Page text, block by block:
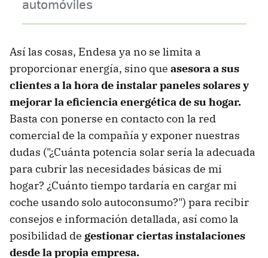
automóviles
Así las cosas, Endesa ya no se limita a
proporcionar energía, sino que asesora a sus
clientes a la hora de instalar paneles solares y
mejorar la eficiencia energética de su hogar.
Basta con ponerse en contacto con la red
comercial de la compañía y exponer nuestras
dudas ("¿Cuánta potencia solar sería la adecuada
para cubrir las necesidades básicas de mi
hogar? ¿Cuánto tiempo tardaría en cargar mi
coche usando solo autoconsumo?") para recibir
consejos e información detallada, así como la
posibilidad de gestionar ciertas instalaciones
desde la propia empresa.